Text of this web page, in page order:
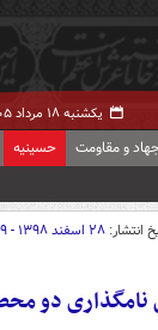
یکشنبه ۱۸ مرداد ۱۴۰۵ -
و مقاومت حسینیه
انتشار: ۲۸ اسفند ۱۳۹۸ - ۱۰:۳۹
نامگذاری دو